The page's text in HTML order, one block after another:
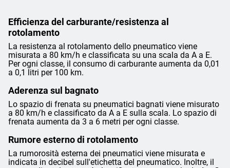
Efficienza del carburante/resistenza al
rotolamento
La resistenza al rotolamento dello pneumatico viene
misurata a 80 km/h e classificata su una scala da A a E.
Per ogni classe, il consumo di carburante aumenta da 0,01
a 0,1 litri per 100 km.
Aderenza sul bagnato
Lo spazio di frenata su pneumatici bagnati viene misurato
a 80 km/h e classificato da A a E sulla scala. Lo spazio di
frenata aumenta da 3 a 6 metri per ogni classe.
Rumore esterno di rotolamento
La rumorosità esterna dei pneumatici viene misurata e
indicata in decibel sull'etichetta del pneumatico. Inoltre, il